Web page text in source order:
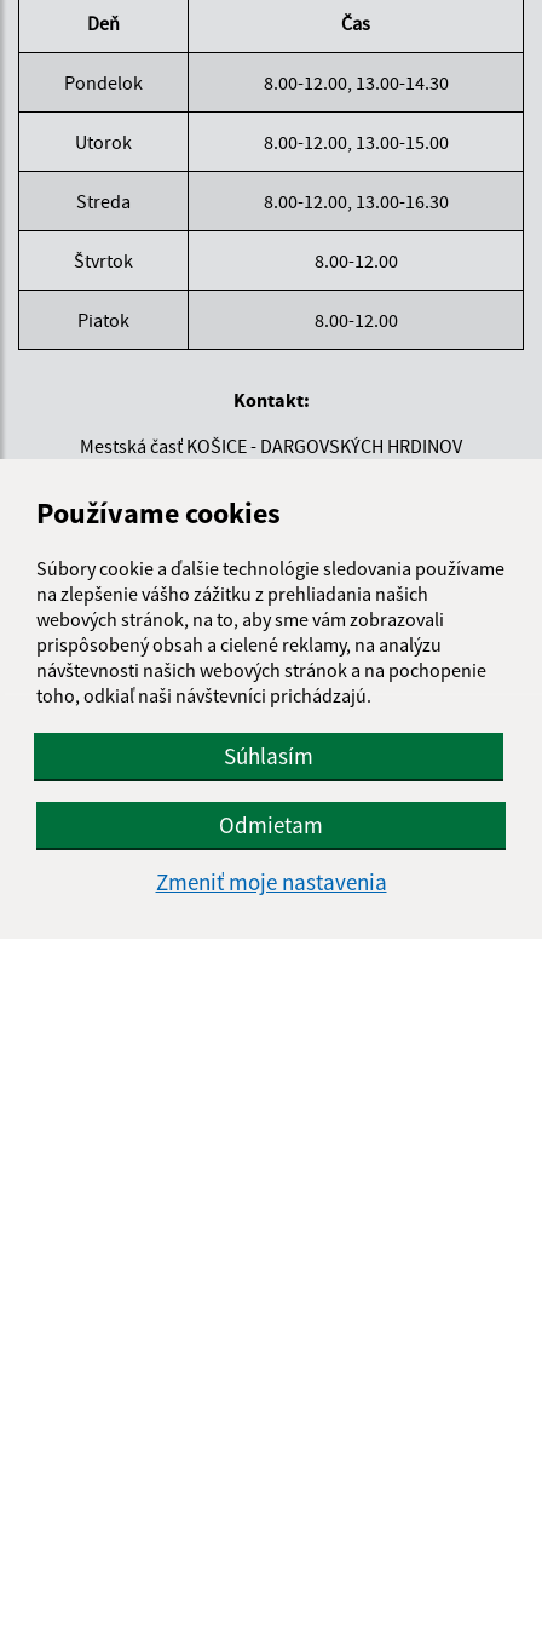
Používame cookies
Súbory cookie a ďalšie technológie sledovania používame
na zlepšenie vášho zážitku z prehliadania našich
webových stránok, na to, aby sme vám zobrazovali
prispôsobený obsah a cielené reklamy, na analýzu
návštevnosti našich webových stránok a na pochopenie
toho, odkiaľ naši návštevníci prichádzajú.
Súhlasím
Odmietam
Zmeniť moje nastavenia
Deň Čas
Pondelok 8.00-12.00, 13.00-14.30
Utorok 8.00-12.00, 13.00-15.00
Streda 8.00-12.00, 13.00-16.30
Štvrtok 8.00-12.00
Piatok 8.00-12.00
Kontakt:
Mestská časť KOŠICE - DARGOVSKÝCH HRDINOV
040 22 Košice
+421 55 300 90 01
IČO: 00690988